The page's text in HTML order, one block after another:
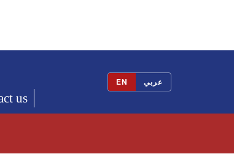
us
EN عربي